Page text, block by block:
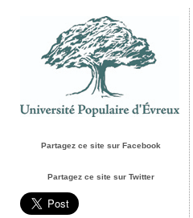
Partagez ce site sur Facebook
Partagez ce site sur Twitter